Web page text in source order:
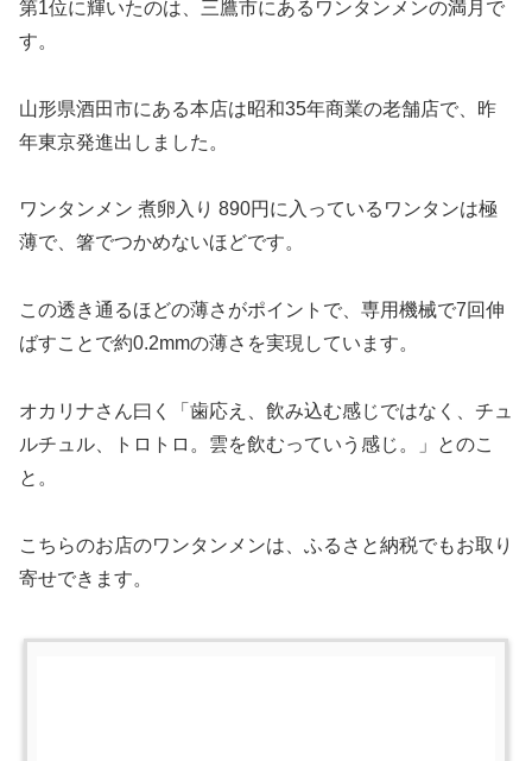
第1位に輝いたのは、三鷹市にあるワンタンメンの満月で
す。
山形県酒田市にある本店は昭和35年商業の老舗店で、昨
年東京発進出しました。
ワンタンメン 煮卵入り 890円に入っているワンタンは極
薄で、箸でつかめないほどです。
この透き通るほどの薄さがポイントで、専用機械で7回伸
ばすことで約0.2mmの薄さを実現しています。
オカリナさん曰く「歯応え、飲み込む感じではなく、チュ
ルチュル、トロトロ。雲を飲むっていう感じ。」とのこ
と。
こちらのお店のワンタンメンは、ふるさと納税でもお取り
寄せできます。